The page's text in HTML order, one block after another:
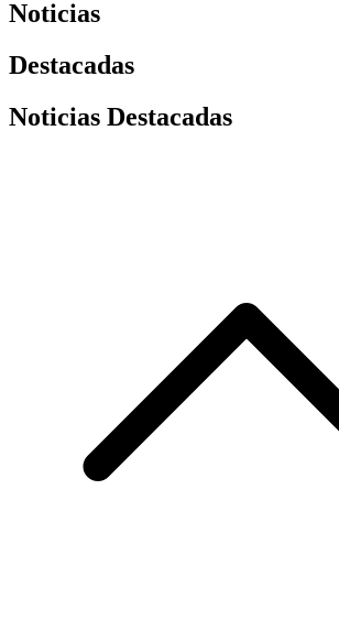
Noticias
Destacadas
Noticias Destacadas